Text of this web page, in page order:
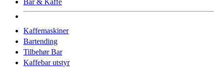
Kaffemaskiner
Bartending
Tilbehør Bar
Kaffebar utstyr